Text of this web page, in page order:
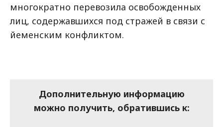
многократно перевозила освобожденных
лиц, содержавшихся под стражей в связи c
йеменским конфликтом.
Дополнительную информацию
можно получить, обратившись к: